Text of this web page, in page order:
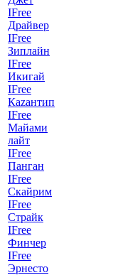
IFree
Драйвер
IFree
Зиплайн
IFree
Икигай
IFree
Каzантип
IFree
Майами
лайт
IFree
Панган
IFree
Скайрим
IFree
Страйк
IFree
Финчер
IFree
Эрнесто